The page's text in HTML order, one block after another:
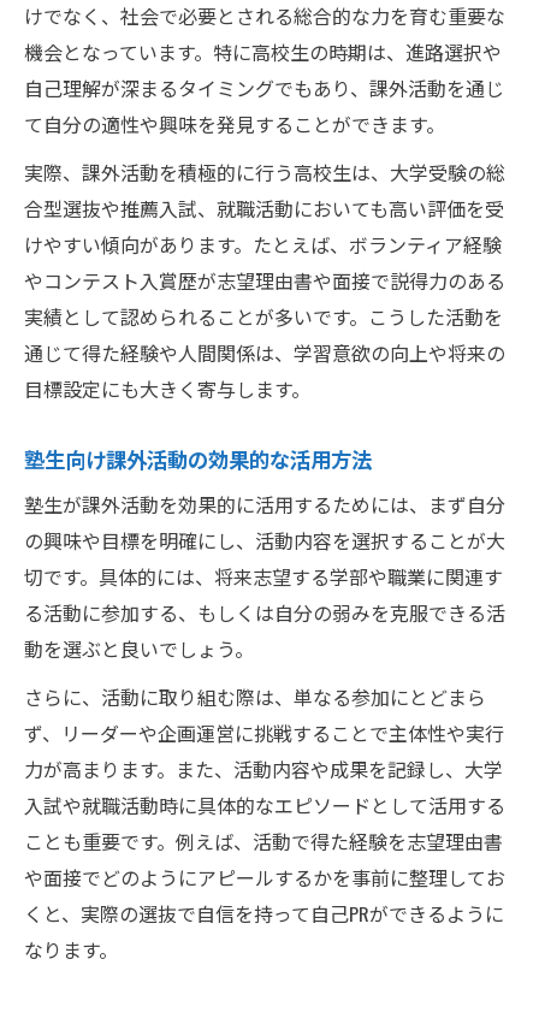
けでなく、社会で必要とされる総合的な力を育む重要な
機会となっています。特に高校生の時期は、進路選択や
自己理解が深まるタイミングでもあり、課外活動を通じ
て自分の適性や興味を発見することができます。
実際、課外活動を積極的に行う高校生は、大学受験の総
合型選抜や推薦入試、就職活動においても高い評価を受
けやすい傾向があります。たとえば、ボランティア経験
やコンテスト入賞歴が志望理由書や面接で説得力のある
実績として認められることが多いです。こうした活動を
通じて得た経験や人間関係は、学習意欲の向上や将来の
目標設定にも大きく寄与します。
塾生向け課外活動の効果的な活用方法
塾生が課外活動を効果的に活用するためには、まず自分
の興味や目標を明確にし、活動内容を選択することが大
切です。具体的には、将来志望する学部や職業に関連す
る活動に参加する、もしくは自分の弱みを克服できる活
動を選ぶと良いでしょう。
さらに、活動に取り組む際は、単なる参加にとどまら
ず、リーダーや企画運営に挑戦することで主体性や実行
力が高まります。また、活動内容や成果を記録し、大学
入試や就職活動時に具体的なエピソードとして活用する
ことも重要です。例えば、活動で得た経験を志望理由書
や面接でどのようにアピールするかを事前に整理してお
くと、実際の選抜で自信を持って自己PRができるように
なります。